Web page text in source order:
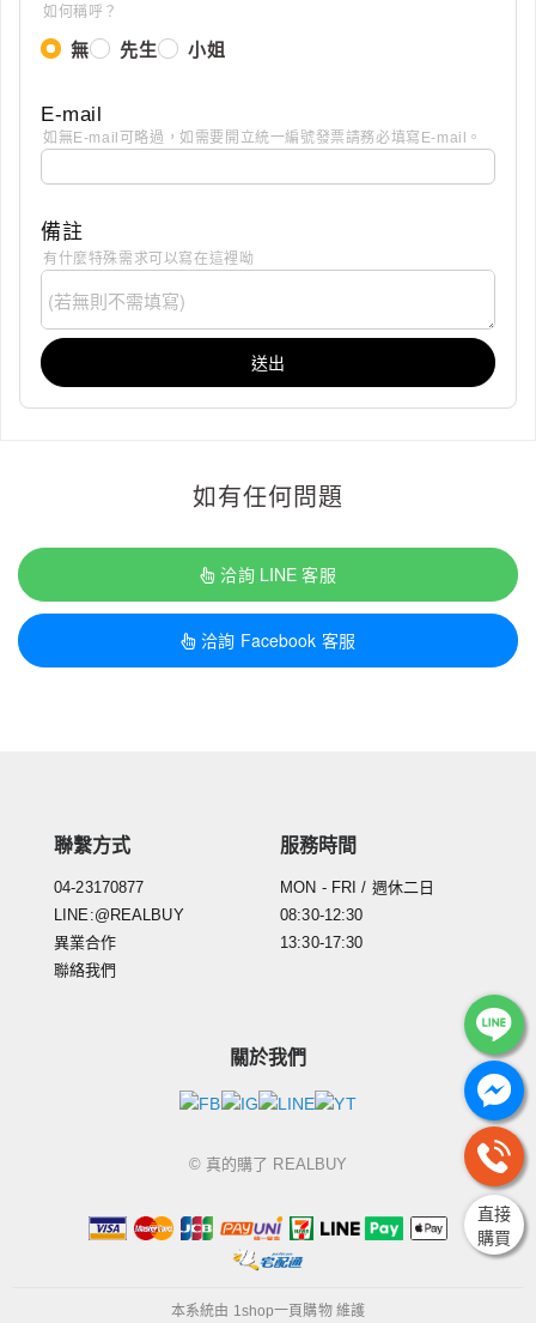
如何稱呼？
無 先生 小姐
E-mail
如無E-mail可略過，如需要開立統一編號發票請務必填寫E-mail。
備註
有什麼特殊需求可以寫在這裡呦
送出
如有任何問題
洽詢 LINE 客服
洽詢 Facebook 客服
聯繫方式
04-23170877
LINE:@REALBUY
異業合作
聯絡我們
服務時間
MON - FRI / 週休二日
08:30-12:30
13:30-17:30
關於我們
© 真的購了 REALBUY
本系統由 1shop一頁購物維護
直接
購買